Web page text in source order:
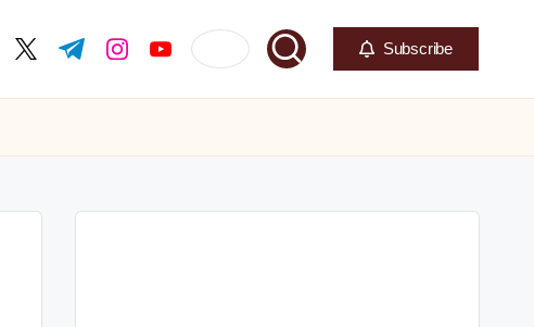
Subscribe